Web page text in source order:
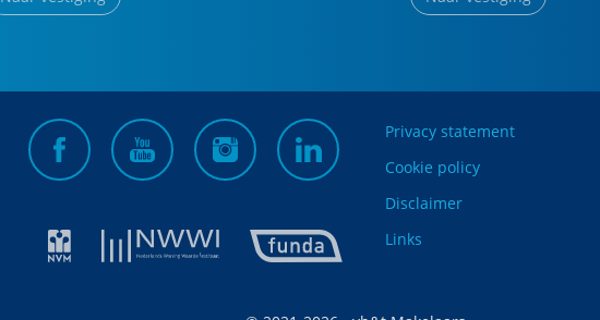
Privacy statement
Cookie policy
Disclaimer
Links